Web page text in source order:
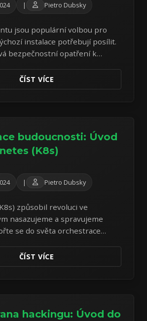
| Pietro Dubsky
jsou populární volbou pro
instalace potřebují posílit.
bezpečnostní opatření k
ČÍST VÍCE
budoucnosti: Úvod
(K8s)
| Pietro Dubsky
způsobil revoluci ve
nasazujeme a spravujeme
se do světa orchestrace
výhody.ČÍST VÍCE
hackingu: Úvod do